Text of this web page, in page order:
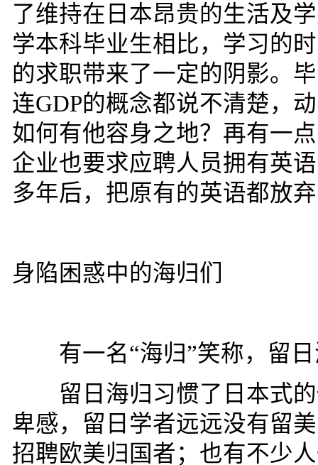
了维持在日本昂贵的生活及
学本科毕业生相比，学习的
的求职带来了一定的阴影。
连GDP的概念都说不清楚，
如何有他容身之地？再有一
企业也要求应聘人员拥有英
多年后，把原有的英语都放
身陷困惑中的海归们
有一名“海归”笑称，留
留日海归习惯了日本式的
卑感，留日学者远远没有留
招聘欧美归国者；也有不少